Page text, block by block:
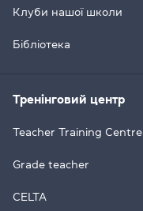
Клуби нашої школи
Бібліотека
Тренінговий центр
Teacher Training Centre
Grade teacher
CELTA